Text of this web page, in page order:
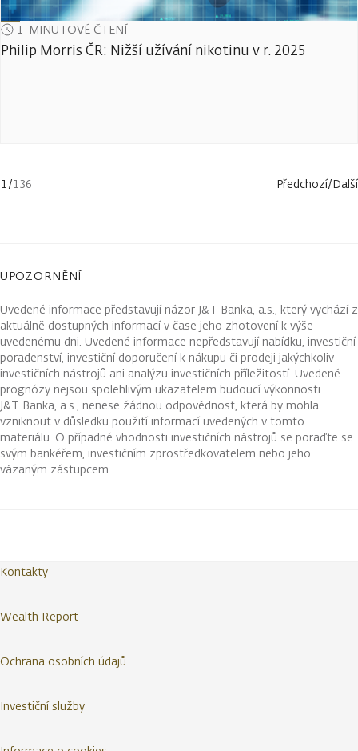
1-MINUTOVÉ ČTENÍ
Philip Morris ČR: Nižší užívání nikotinu v r. 2025
1/136 Předchozí/Další
UPOZORNĚNÍ
Uvedené informace představují názor J&T Banka, a.s., který vychází z
aktuálně dostupných informací v čase jeho zhotovení k výše
uvedenému dni. Uvedené informace nepředstavují nabídku, investiční
poradenství, investiční doporučení k nákupu či prodeji jakýchkoliv
investičních nástrojů ani analýzu investičních příležitostí. Uvedené
prognózy nejsou spolehlivým ukazatelem budoucí výkonnosti.
J&T Banka, a.s., nenese žádnou odpovědnost, která by mohla
vzniknout v důsledku použití informací uvedených v tomto
materiálu. O případné vhodnosti investičních nástrojů se poraďte se
svým bankéřem, investičním zprostředkovatelem nebo jeho
vázaným zástupcem.
Kontakty
Wealth Report
Ochrana osobních údajů
Investiční služby